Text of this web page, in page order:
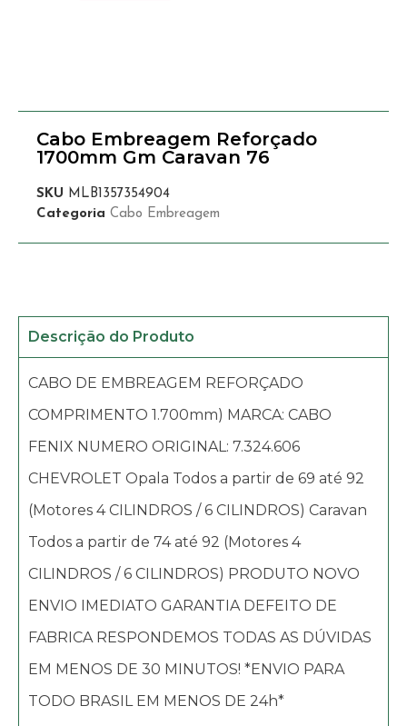
Cabo Embreagem Reforçado
1700mm Gm Caravan 76
SKU MLB1357354904
Categoria Cabo Embreagem
Descrição do Produto
CABO DE EMBREAGEM REFORÇADO
COMPRIMENTO 1.700mm) MARCA: CABO
FENIX NUMERO ORIGINAL: 7.324.606
CHEVROLET Opala Todos a partir de 69 até 92
(Motores 4 CILINDROS / 6 CILINDROS) Caravan
Todos a partir de 74 até 92 (Motores 4
CILINDROS / 6 CILINDROS) PRODUTO NOVO
ENVIO IMEDIATO GARANTIA DEFEITO DE
FABRICA RESPONDEMOS TODAS AS DÚVIDAS
EM MENOS DE 30 MINUTOS! *ENVIO PARA
TODO BRASIL EM MENOS DE 24h*